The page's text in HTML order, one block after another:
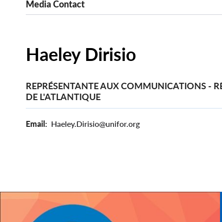
Media Contact
Haeley Dirisio
REPRÉSENTANTE AUX COMMUNICATIONS -
DE L'ATLANTIQUE
Email Haeley.Dirisio@unifor.org